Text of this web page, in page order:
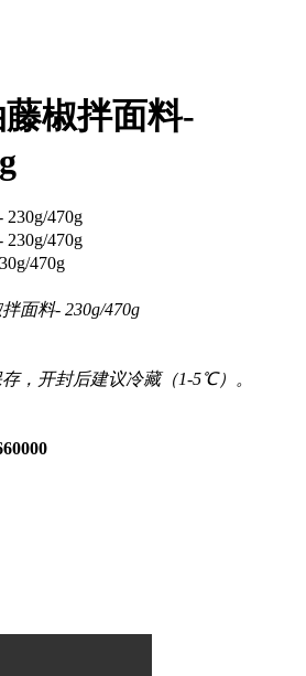
椒拌面料-
470g
面料- 230g/470g
，开封后建议冷藏（1-5℃）。